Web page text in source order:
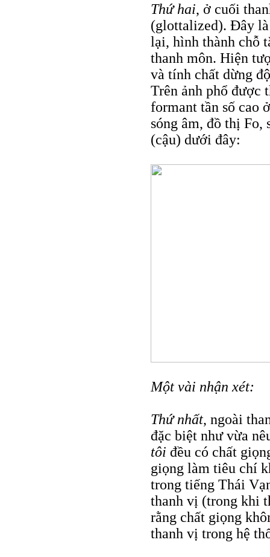
Thứ hai, ở cuối
(glottalized). Đây
lại, hình thành chỗ
thanh môn. Hiện
và tính chất dừng
Trên ảnh phổ được
formant tần số cao
sóng âm, đồ thị Fo,
(cậu) dưới đây:
Một vài nhận xét:
Thứ nhất, ngoài
đặc biệt như vừa
tôi đều có chất
giọng làm tiêu chí
trong tiếng Thái
thanh vị (trong khi
rằng chất giọng
thanh vị trong hệ